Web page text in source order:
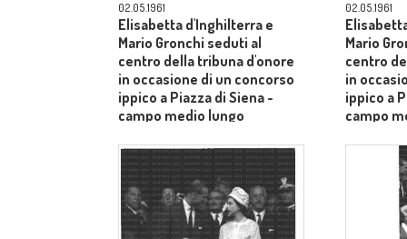
02.05.1961
Elisabetta d'Inghilterra e
Mario Gronchi seduti al
centro della tribuna d'onore
in occasione di un concorso
ippico a Piazza di Siena -
campo medio lungo
02.05.1961
Mario
centro
in
ippico a
campo